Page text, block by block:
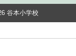
谷本小学校